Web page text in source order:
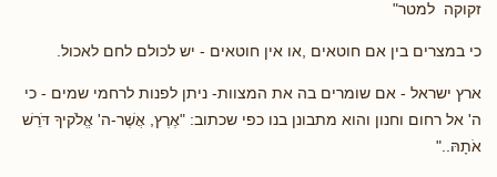
זקוקה למטר"
כי במצרים בין אם חוטאים ,או אין חוטאים - יש לכולם לחם לאכול.
ארץ ישראל - אם שומרים בה את המצוות- ניתן לפנות לרחמי שמים - כי
ה' אל רחום וחנון והוא מתבונן בנו כפי שכתוב: "אֶרֶץ, אֲשֶׁר-ה' אֱלֹקיךָ דֹּרֵשׁ
אֹתָהּ.."